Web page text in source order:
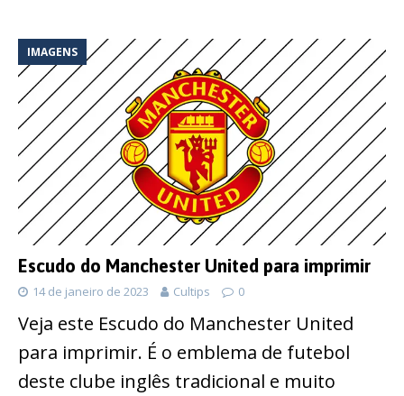
IMAGENS
Escudo do Manchester United para imprimir
14 de janeiro de 2023 Cultips 0
Veja este Escudo do Manchester United
para imprimir. É o emblema de futebol
deste clube inglês tradicional e muito